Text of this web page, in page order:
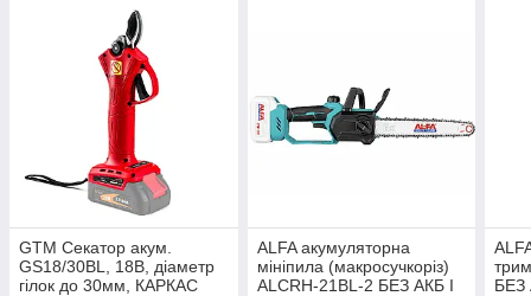
GTM Секатор акум.
GS18/30BL, 18В, діаметр
гілок до 30мм, КАРКАС
ALFA акумуляторна
мініпила (макросучкоріз)
ALCRH-21BL-2 БЕЗ АКБ І
БЕЗ